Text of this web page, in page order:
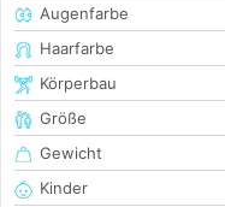
Augenfarbe
Haarfarbe
Körperbau
Größe
Gewicht
Kinder